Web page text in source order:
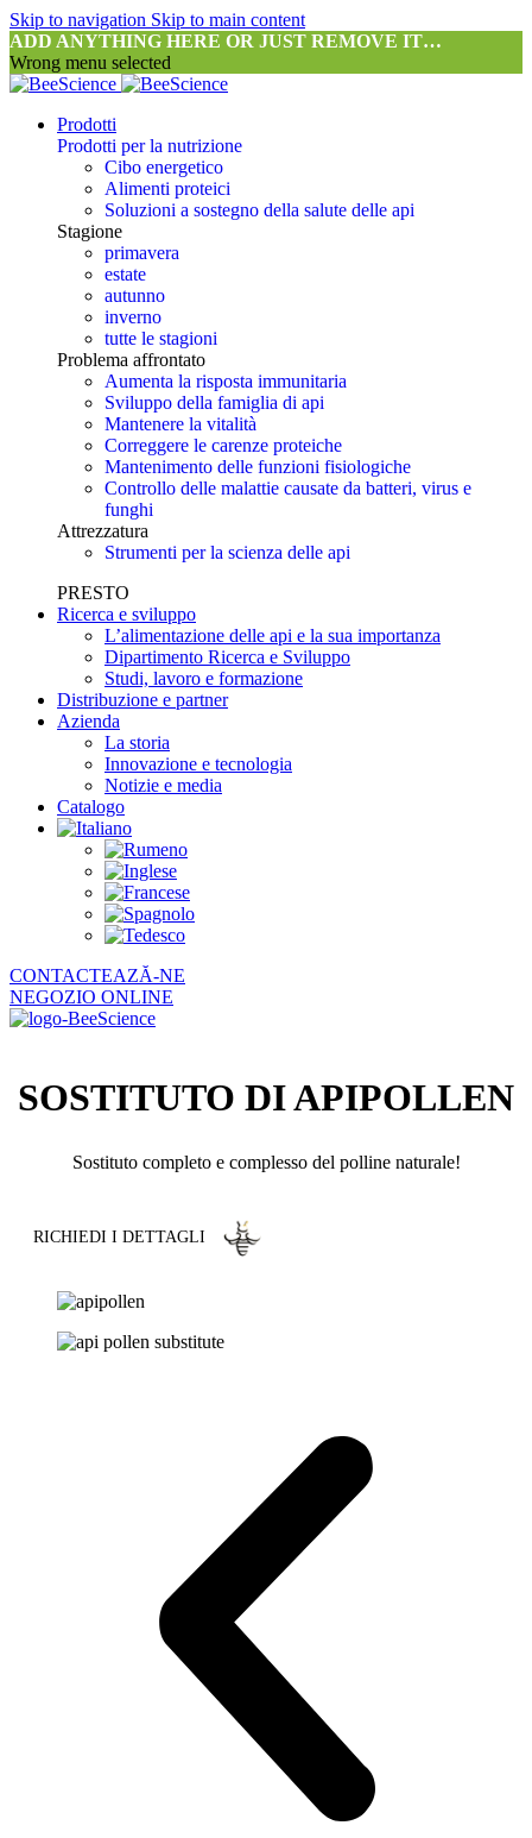
Skip to navigation Skip to main content
ADD ANYTHING HERE OR JUST REMOVE IT…
Wrong menu selected
Prodotti
Prodotti per la nutrizione
Cibo energetico
Alimenti proteici
Soluzioni a sostegno della salute delle api
Stagione
primavera
estate
autunno
inverno
tutte le stagioni
Problema affrontato
Aumenta la risposta immunitaria
Sviluppo della famiglia di api
Mantenere la vitalità
Correggere le carenze proteiche
Mantenimento delle funzioni fisiologiche
Controllo delle malattie causate da batteri, virus e
funghi
Attrezzatura
Strumenti per la scienza delle api
PRESTO
Ricerca e sviluppo
L’alimentazione delle api e la sua importanza
Dipartimento Ricerca e Sviluppo
Studi, lavoro e formazione
Distribuzione e partner
Azienda
La storia
Innovazione e tecnologia
Notizie e media
Catalogo
CONTACTEAZĂ-NE
NEGOZIO ONLINE
SOSTITUTO DI APIPOLLEN
Sostituto completo e complesso del polline naturale!
RICHIEDI I DETTAGLI